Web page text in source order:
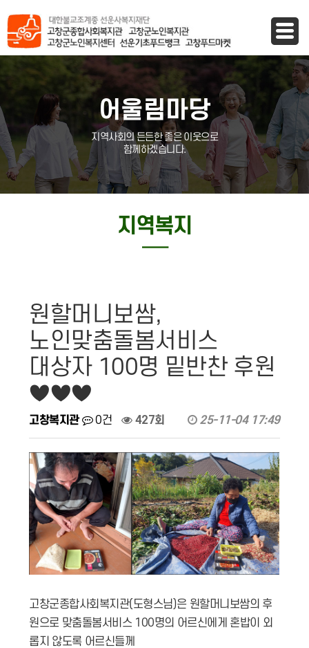
어울림마당
지역사회의 든든한 좋은 이웃으로
함께하겠습니다.
지역복지
─
원할머니보쌈,
노인맞춤돌봄서비스
대상자 100명 밑반찬 후원
♥♥♥
고창복지관 0건 427회 25-11-04 17:49
고창군종합사회복지관(도형스님)은 원할머니보쌈의 후
원으로 맞춤돌봄서비스 100명의 어르신에게 혼밥이 외
롭지 않도록 어르신들께